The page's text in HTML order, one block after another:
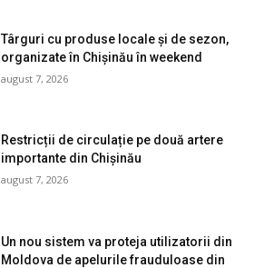
Târguri cu produse locale și de sezon,
organizate în Chișinău în weekend
august 7, 2026
Restricții de circulație pe două artere
importante din Chișinău
august 7, 2026
Un nou sistem va proteja utilizatorii din
Moldova de apelurile frauduloase din